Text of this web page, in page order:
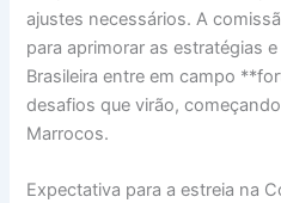
ajustes necessários. A
para aprimorar as estratégias
Brasileira entre em campo
desafios que virão,
Marrocos.
Expectativa para a estreia na